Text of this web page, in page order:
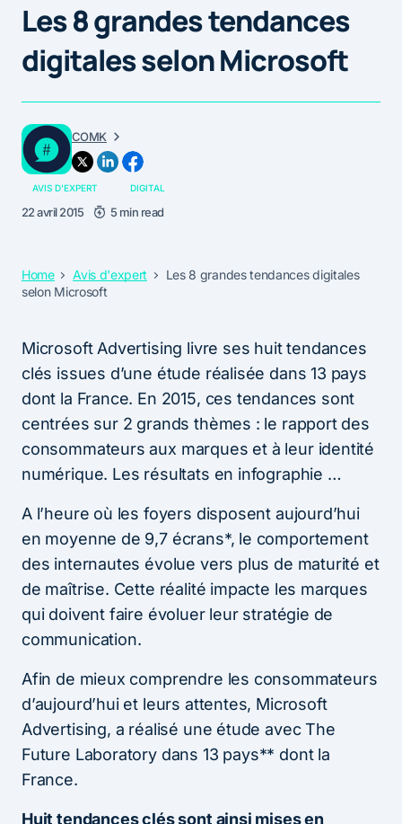
Les 8 grandes tendances
digitales selon Microsoft
COMK
AVIS D'EXPERT DIGITAL
22 avril 2015 5 min read
Home Avis d'expert
Les 8 grandes tendances digitales
selon Microsoft
Microsoft Advertising livre ses huit tendances
clés issues d’une étude réalisée dans 13 pays
dont la France. En 2015, ces tendances sont
centrées sur 2 grands thèmes : le rapport des
consommateurs aux marques et à leur identité
numérique. Les résultats en infographie …
A l’heure où les foyers disposent aujourd’hui
en moyenne de 9,7 écrans*, le comportement
des internautes évolue vers plus de maturité et
de maîtrise. Cette réalité impacte les marques
qui doivent faire évoluer leur stratégie de
communication.
Afin de mieux comprendre les consommateurs
d’aujourd’hui et leurs attentes, Microsoft
Advertising, a réalisé une étude avec The
Future Laboratory dans 13 pays** dont la
France.
Huit tendances clés sont ainsi mises en